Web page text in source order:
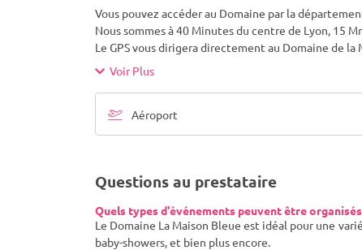
Vous pouvez accéder au Domaine par la
Nous sommes à 40 Minutes du centre de Lyon, 15
Le GPS vous dirigera directement au Domaine de
Voir Plus
Aéroport
Questions au prestataire
Quels types d'événements peuvent être
Le Domaine La Maison Bleue est idéal pour une
baby-showers, et bien plus encore.